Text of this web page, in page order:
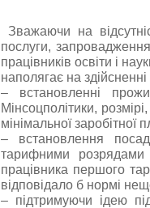
Зважаючи на
послуги,
працівників освіти і
наполягає на
– встановленні
Мінсоцполітики,
мінімальної заробітної
– встановлення
тарифними розрядами
працівника першого
відповідало б нормі
– підтримуючи ідею